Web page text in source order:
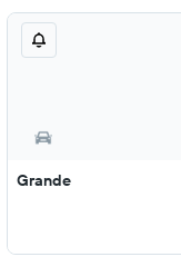
Grande